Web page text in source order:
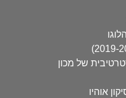
של מכון
אוהיו